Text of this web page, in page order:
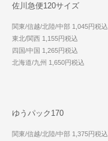
佐川急便120サイズ
関東/信越/北陸/中部 1,045円税込
東北/関西 1,155円税込
四国/中国 1,265円税込
北海道/九州 1,650円税込
ゆうパック170
関東/信越/北陸/中部 1,375円税込